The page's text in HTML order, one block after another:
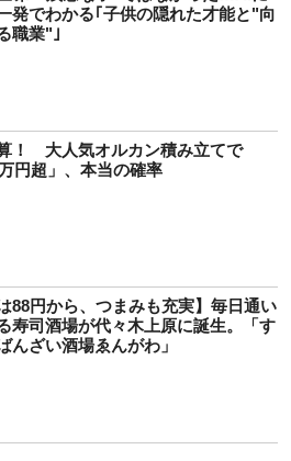
発でわかる｢子供の隠れた才能と"向
職業"｣
！ 大人気オルカン積み立てで
万円超」、本当の確率
88円から、つまみも充実】毎日通い
寿司酒場が代々木上原に誕生。「す
んざい酒場ゑんがわ」